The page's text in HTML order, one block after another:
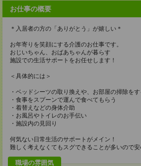
お仕事の概要
＊入居者の方の「ありがとう」が嬉しい＊
お年寄りを笑顔にする介護のお仕事です。
おじいちゃん、おばあちゃんが暮らす
施設での生活サポートをお任せします！
＜具体的には＞
・ベッドシーツの取り換えや、お部屋の掃除をす
・食事をスプーンで運んで食べてもらう
・着替えなどの身体介助
・お風呂やトイレのお手伝い
・施設内の見回り
何気ない日常生活のサポートがメイン！
難しく考えなくてもスグできることが多いので安
職場の雰囲気